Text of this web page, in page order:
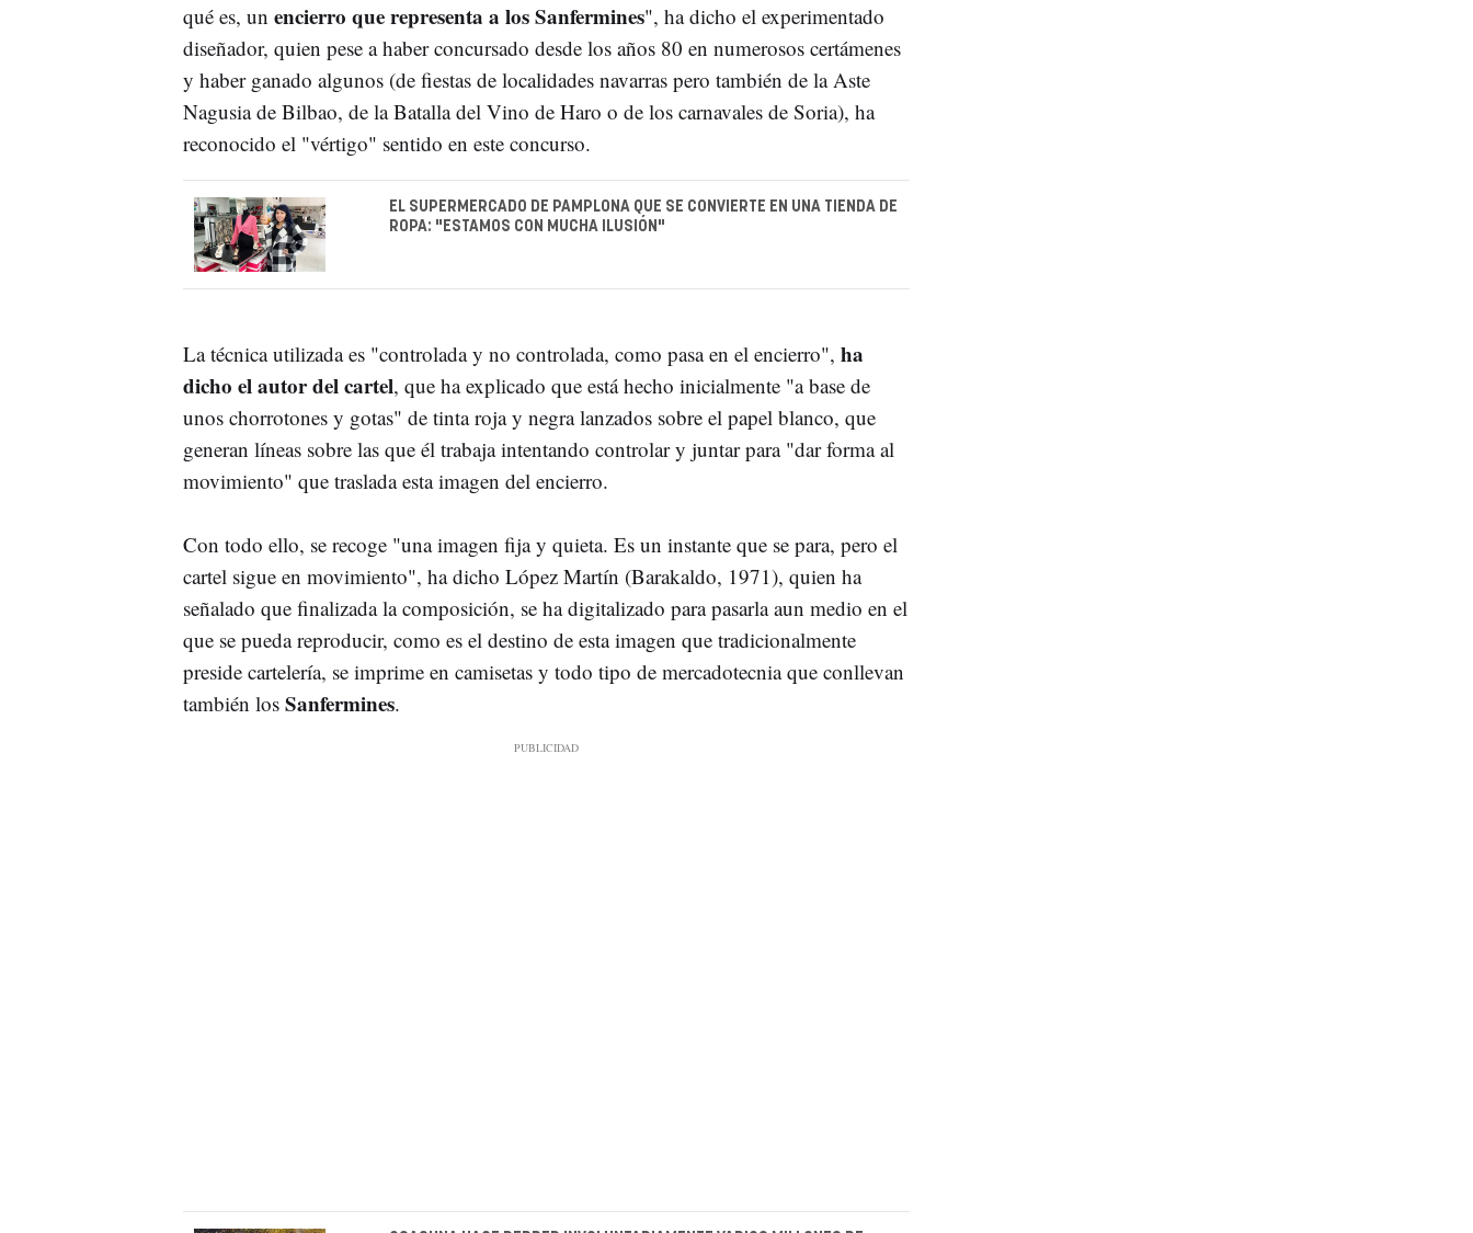
qué es, un encierro que representa a los Sanfermines", ha dicho el experimentado
diseñador, quien pese a haber concursado desde los años 80 en numerosos certámenes
y haber ganado algunos (de fiestas de localidades navarras pero también de la Aste
Nagusia de Bilbao, de la Batalla del Vino de Haro o de los carnavales de Soria), ha
reconocido el "vértigo" sentido en este concurso.
EL SUPERMERCADO DE PAMPLONA QUE SE CONVIERTE EN UNA TIENDA DE
ROPA: "ESTAMOS CON MUCHA ILUSIÓN"
La técnica utilizada es "controlada y no controlada, como pasa en el encierro", ha
dicho el autor del cartel, que ha explicado que está hecho inicialmente "a base de
unos chorrotones y gotas" de tinta roja y negra lanzados sobre el papel blanco, que
generan líneas sobre las que él trabaja intentando controlar y juntar para "dar forma al
movimiento" que traslada esta imagen del encierro.
Con todo ello, se recoge "una imagen fija y quieta. Es un instante que se para, pero el
cartel sigue en movimiento", ha dicho López Martín (Barakaldo, 1971), quien ha
señalado que finalizada la composición, se ha digitalizado para pasarla aun medio en el
que se pueda reproducir, como es el destino de esta imagen que tradicionalmente
preside cartelería, se imprime en camisetas y todo tipo de mercadotecnia que conllevan
también los Sanfermines.